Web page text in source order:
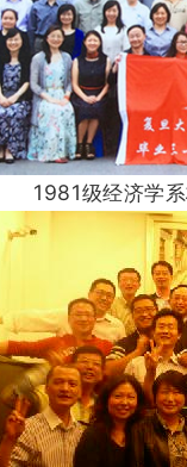
1981级经济学